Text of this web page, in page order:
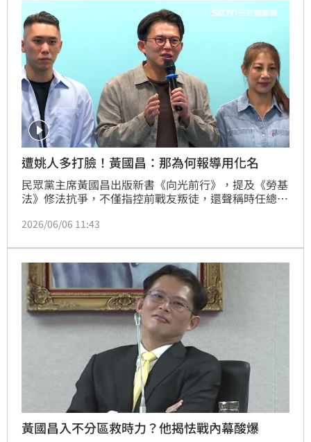
遭姚人多打臉！黃國昌：那為何報導用化名
民眾黨主席黃國昌出版新書《向光前行》，提及《勞基
法》修法抗爭，不僅指控前戰友叛徒，還聲稱時任總統
令。不過，姚人多發文打臉，希望不要傳出去的人其實
了，因為不想留著跟黃國昌的記憶。對此，黃國昌今
（6）日稱，「我只能奉勸姚人多不要再說謊了」，如
果不是心虛，何必偷偷找一個連真名都不敢掛的人寫扭
曲原貌的報導？
2026/06/06 11:43
黃國昌入不分區救時力？他揭怯戰內幕酸爆